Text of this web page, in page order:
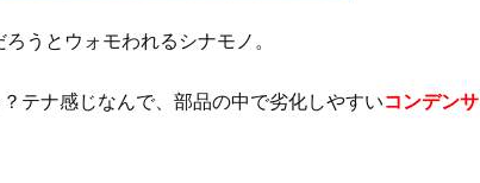
うとウォモわれるシナモノ。
テナ感じなんで、部品の中で劣化しやすいコンデンサ